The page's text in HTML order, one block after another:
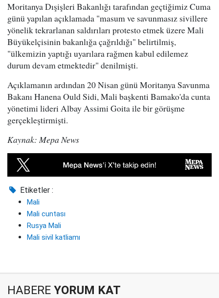
Moritanya Dışişleri Bakanlığı tarafından geçtiğimiz Cuma
günü yapılan açıklamada "masum ve savunmasız sivillere
yönelik tekrarlanan saldırıları protesto etmek üzere Mali
Büyükelçisinin bakanlığa çağrıldığı" belirtilmiş,
"ülkemizin yaptığı uyarılara rağmen kabul edilemez
durum devam etmektedir" denilmişti.
Açıklamanın ardından 20 Nisan günü Moritanya Savunma
Bakanı Hanena Ould Sidi, Mali başkenti Bamako'da cunta
yönetimi lideri Albay Assimi Goita ile bir görüşme
gerçekleştirmişti.
Kaynak: Mepa News
Etiketler :
Mali
Mali cuntası
Rusya Mali
Mali sivil katliamı
HABERE YORUM KAT